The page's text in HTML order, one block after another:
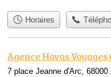
Horaires
Agence Havas
7 place Jeanne d'Arc, 68000